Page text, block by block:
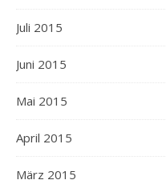
Juli 2015
Juni 2015
Mai 2015
April 2015
März 2015